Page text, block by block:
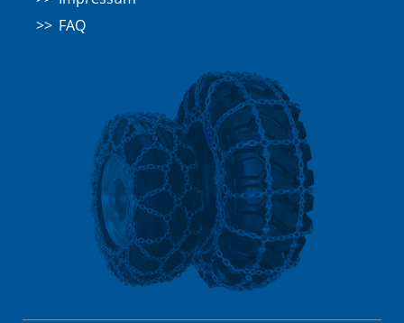
FAQ